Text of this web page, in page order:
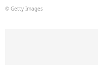
© Getty Images